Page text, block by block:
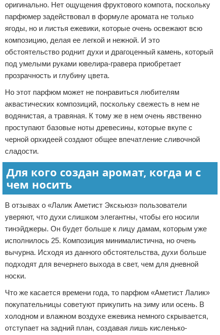
оригинально. Нет ощущения фруктового компота, поскольку
парфюмер задействовал в формуле аромата не только
ягоды, но и листья ежевики, которые очень освежают всю
композицию, делая ее легкой и нежной. И это
обстоятельство роднит духи и драгоценный камень, который
под умелыми руками ювелира-гравера приобретает
прозрачность и глубину цвета.
Но этот парфюм может не понравиться любителям
аквастических композиций, поскольку свежесть в нем не
водянистая, а травяная. К тому же в нем очень явственно
проступают базовые ноты древесины, которые вкупе с
черной орхидеей создают общее впечатление сливочной
сладости.
Для кого создан аромат, когда и с
чем носить
В отзывах о «Лалик Аметист Экскьюз» пользователи
уверяют, что духи слишком элегантны, чтобы его носили
тинэйджеры. Он будет больше к лицу дамам, которым уже
исполнилось 25. Композиция минималистична, но очень
вычурна. Исходя из данного обстоятельства, духи больше
подходят для вечернего выхода в свет, чем для дневной
носки.
Что же касается времени года, то парфюм «Аметист Лалик»
покупательницы советуют прикупить на зиму или осень. В
холодном и влажном воздухе ежевика немного скрывается,
отступает на задний план, создавая лишь кисленько-